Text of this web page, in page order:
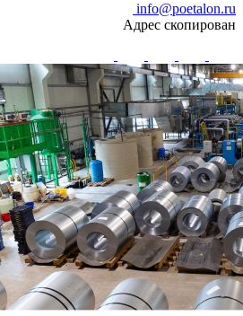
info@poetalon.ru
Адрес скопирован